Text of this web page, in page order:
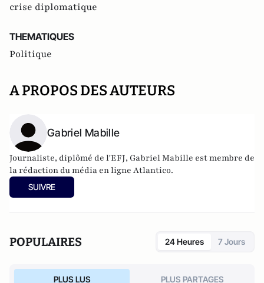
crise diplomatique
THEMATIQUES
Politique
A PROPOS DES AUTEURS
Gabriel Mabille
Journaliste, diplômé de l'EFJ, Gabriel Mabille est membre de
la rédaction du média en ligne Atlantico.
SUIVRE
POPULAIRES 24 Heures 7 Jours
PLUS LUS PLUS PARTAGES